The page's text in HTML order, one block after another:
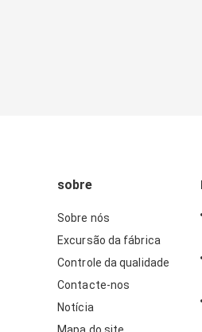
sobre
Sobre nós
Excursão da fábrica
Controle da qualidade
Contacte-nos
Notícia